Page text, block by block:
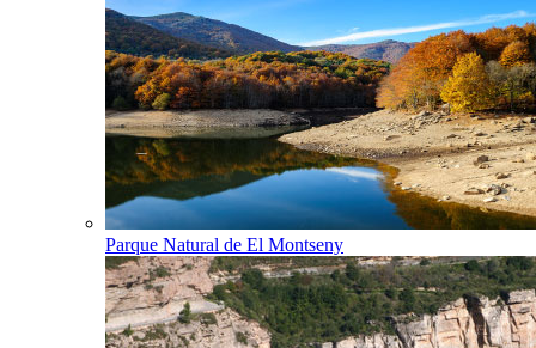
Parque Natural de El Montseny